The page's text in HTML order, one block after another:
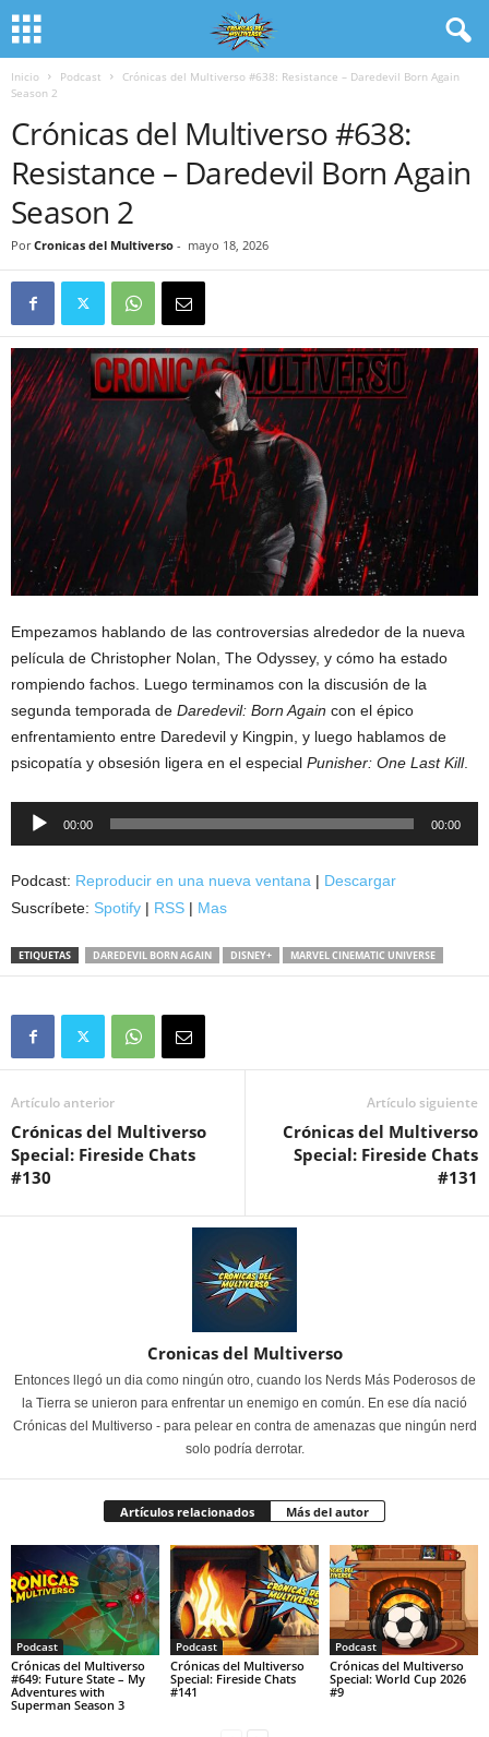
Inicio Podcast
Crónicas del Multiverso #638: Resistance – Daredevil Born Again
Season 2
Crónicas del Multiverso #638:
Resistance – Daredevil Born Again
Season 2
Por Cronicas del Multiverso - mayo 18, 2026
Empezamos hablando de las controversias alrededor de la nueva
película de Christopher Nolan, The Odyssey, y cómo ha estado
rompiendo fachos. Luego terminamos con la discusión de la
segunda temporada de Daredevil: Born Again con el épico
enfrentamiento entre Daredevil y Kingpin, y luego hablamos de
psicopatía y obsesión ligera en el especial Punisher: One Last Kill.
Reproductor
00:00 00:00
Podcast: Reproducir en una nueva ventana | Descargar
Suscríbete: Spotify | RSS | Mas
ETIQUETAS DAREDEVIL BORN AGAIN DISNEY+ MARVEL CINEMATIC UNIVERSE
Artículo anterior
Crónicas del Multiverso
Special: Fireside Chats
#130
Artículo siguiente
Crónicas del Multiverso
Special: Fireside Chats
#131
Cronicas del Multiverso
Entonces llegó un dia como ningún otro, cuando los Nerds Más Poderosos de
la Tierra se unieron para enfrentar un enemigo en común. En ese día nació
Crónicas del Multiverso - para pelear en contra de amenazas que ningún nerd
solo podría derrotar.
Artículos relacionados Más del autor
Podcast
Crónicas del Multiverso
#649: Future State – My
Adventures with
Superman Season 3
Podcast
Crónicas del Multiverso
Special: Fireside Chats
#141
Podcast
Crónicas del Multiverso
Special: World Cup 2026
#9